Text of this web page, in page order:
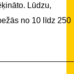
Lūdzu,
no 10 līdz 250